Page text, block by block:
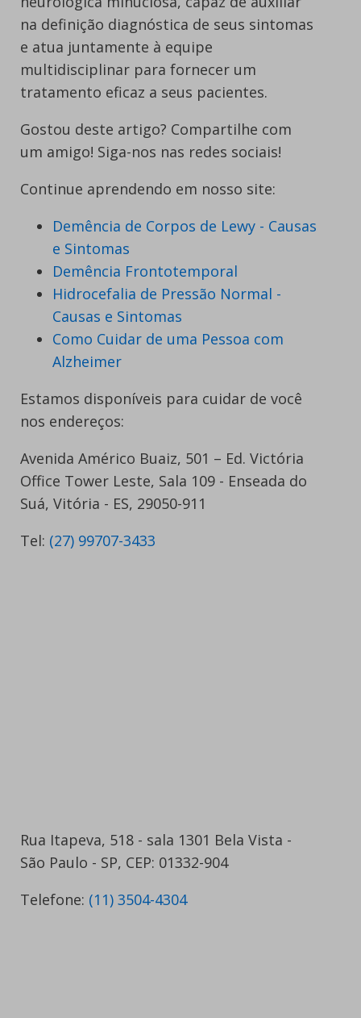
na definição diagnóstica de seus sintomas
e atua juntamente à equipe
multidisciplinar para fornecer um
tratamento eficaz a seus pacientes.
Gostou deste artigo? Compartilhe com
um amigo! Siga-nos nas redes sociais!
Continue aprendendo em nosso site:
Demência de Corpos de Lewy - Causas
e Sintomas
Demência Frontotemporal
Hidrocefalia de Pressão Normal -
Causas e Sintomas
Como Cuidar de uma Pessoa com
Alzheimer
Estamos disponíveis para cuidar de você
nos endereços:
Avenida Américo Buaiz, 501 – Ed. Victória
Office Tower Leste, Sala 109 - Enseada do
Suá, Vitória - ES, 29050-911
Tel: (27) 99707-3433
Rua Itapeva, 518 - sala 1301 Bela Vista -
São Paulo - SP, CEP: 01332-904
Telefone: (11) 3504-4304